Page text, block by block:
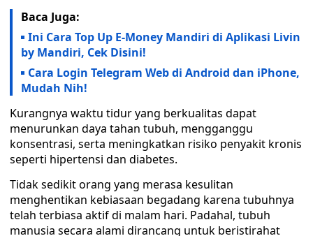
Baca Juga:
Ini Cara Top Up E-Money Mandiri di Aplikasi Livin
by Mandiri, Cek Disini!
Cara Login Telegram Web di Android dan iPhone,
Mudah Nih!
Kurangnya waktu tidur yang berkualitas dapat
menurunkan daya tahan tubuh, mengganggu
konsentrasi, serta meningkatkan risiko penyakit kronis
seperti hipertensi dan diabetes.
Tidak sedikit orang yang merasa kesulitan
menghentikan kebiasaan begadang karena tubuhnya
telah terbiasa aktif di malam hari. Padahal, tubuh
manusia secara alami dirancang untuk beristirahat